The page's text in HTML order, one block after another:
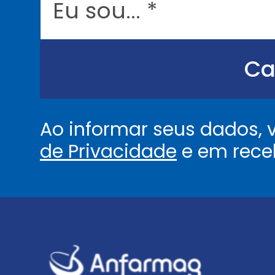
.
Ao informar seus
de Privacidade e em